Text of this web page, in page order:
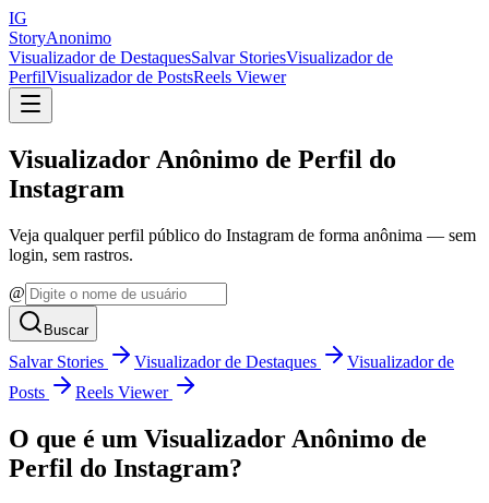
IG
StoryAnonimo
Visualizador de DestaquesSalvar StoriesVisualizador de
PerfilVisualizador de PostsReels Viewer
Visualizador Anônimo de Perfil do
Instagram
Veja qualquer perfil público do Instagram de forma anônima — sem
login, sem rastros.
@
Buscar
Salvar Stories Visualizador de Destaques
Visualizador de
Posts
Reels Viewer
O que é um Visualizador Anônimo de
Perfil do Instagram?